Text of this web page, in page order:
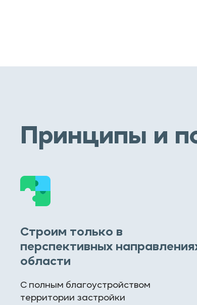
Принципы и
Строим только в
перспективных
области
С полным благоустройством
территории застройки